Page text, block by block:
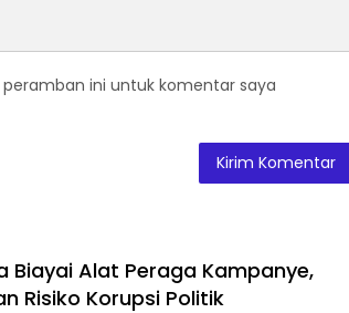
ini untuk komentar saya
Biayai Alat Peraga Kampanye,
Risiko Korupsi Politik